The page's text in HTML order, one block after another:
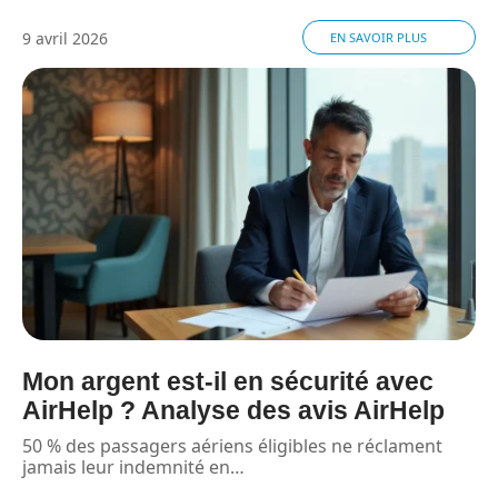
9 avril 2026 EN SAVOIR PLUS
Mon argent est-il en sécurité avec
AirHelp ? Analyse des avis AirHelp
50 % des passagers aériens éligibles ne réclament
jamais leur indemnité en…